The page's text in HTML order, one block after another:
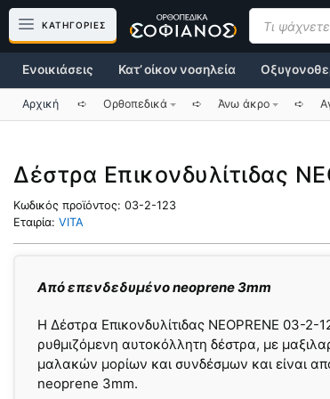
Μετάβαση
περιεχόμενο
ΚΑΤΗΓΟΡΙΕΣ
Products
search
Κατ’ οίκον νοσηλεία
Ενοικιάσεις
Αρχική ➪ Ορθοπεδικά ➪ Άνω άκρο ➪
Δέστρα Επικονδυλίτιδας
Κωδικός προϊόντος: 03-2-123
Εταιρία: VITA
Από επενδεδυμένο neoprene 3mm
Η Δέστρα Επικονδυλίτιδας NEOPRENE 03-2-
ρυθμιζόμενη αυτοκόλλητη δέστρα, με
μαλακών μορίων και συνδέσμων και είναι
neoprene 3mm.